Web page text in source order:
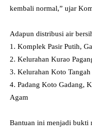
kembali normal,” ujar
Adapun distribusi air
1. Komplek Pasir Putih,
2. Kelurahan Kurao
3. Kelurahan Koto
4. Padang Koto Gadang,
Agam
Bantuan ini menjadi bukti